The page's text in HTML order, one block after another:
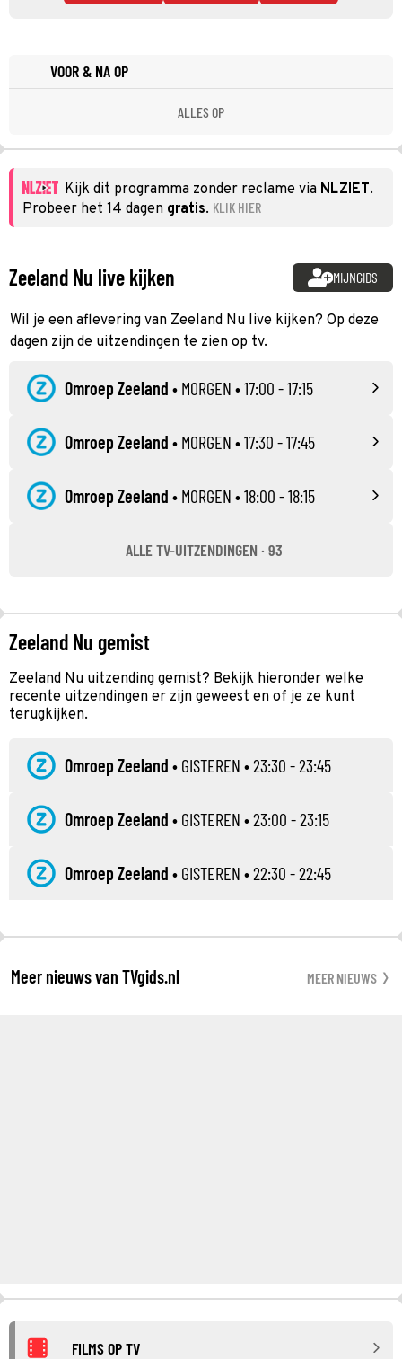
VOOR & NA OP
ALLES OP
Kijk dit programma zonder reclame via NLZIET.
Probeer het 14 dagen gratis. KLIK HIER
Zeeland Nu live kijken MIJNGIDS
Wil je een aflevering van Zeeland Nu live kijken? Op deze
dagen zijn de uitzendingen te zien op tv.
Omroep Zeeland • MORGEN • 17:00 - 17:15
Omroep Zeeland • MORGEN • 17:30 - 17:45
Omroep Zeeland • MORGEN • 18:00 - 18:15
ALLE TV-UITZENDINGEN · 93
Zeeland Nu gemist
Zeeland Nu uitzending gemist? Bekijk hieronder welke
recente uitzendingen er zijn geweest en of je ze kunt
terugkijken.
Omroep Zeeland • GISTEREN • 23:30 - 23:45
Omroep Zeeland • GISTEREN • 23:00 - 23:15
Omroep Zeeland • GISTEREN • 22:30 - 22:45
Meer nieuws van TVgids.nl MEER NIEUWS
FILMS OP TV